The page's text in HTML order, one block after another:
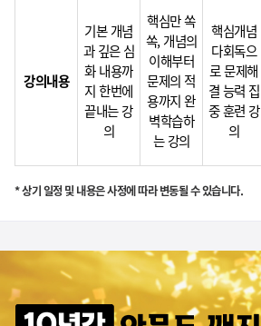
교수님들의 열정적인 강의에 감동~~~~~
와 ㅎㅎ 교수님이 출제하신줄 알았네요
감사합니다 교수님
1차 합격했습니다~~^^
강의내용
기본 개념
과 깊은 심
화 내용까
지 한번에
끝내는 강
의
핵심만 쏙
쏙, 개념의
이해부터
문제의 적
용까지 완
벽학습하
는 강의
핵심개념
다회독으
로 문제해
결 능력 집
중 훈련 강
의
* 상기 일정 및 내용은 사정에 따라 변동될 수 있습니다.